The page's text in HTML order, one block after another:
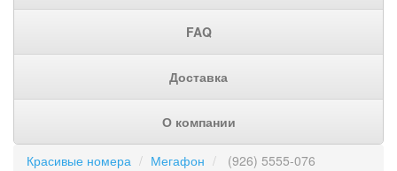
FAQ
Доставка
О компании
Красивые номера Мегафон (926) 5555-076